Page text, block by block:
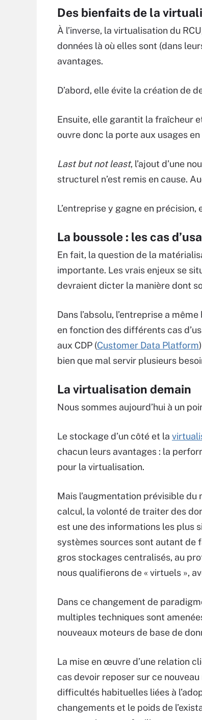
Des bienfaits de la
À l’inverse, la virtualisation du
données là où elles sont (dans
avantages.
D’abord, elle évite la création de
Ensuite, elle garantit la fraîcheur
ouvre donc la porte aux usages
Last but not least, l’ajout d’une
structurel n’est remis en cause.
L’entreprise y gagne en précision,
La boussole : les cas
En fait, la question de la
importante. Les vrais enjeux se
devraient dicter la manière dont
Dans l’absolu, l’entreprise a
en fonction des différents cas
aux CDP (Customer Data Platform
bien que mal servir plusieurs
La virtualisation demain
Nous sommes aujourd’hui à un
Le stockage d’un côté et la
chacun leurs avantages : la
pour la virtualisation.
Mais l’augmentation prévisible
calcul, la volonté de traiter des
est une des informations les plus
systèmes sources sont autant de
gros stockages centralisés, au
nous qualifierons de « virtuels »,
Dans ce changement de
multiples techniques sont
nouveaux moteurs de base de
La mise en œuvre d’une relation
cas devoir reposer sur ce
difficultés habituelles liées à
changements et le poids de